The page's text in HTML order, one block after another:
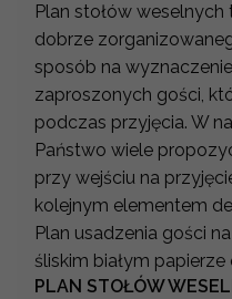
Plan stołów
dobrze
sposób na
zaproszonych gości,
podczas przyjęcia. W
Państwo wiele
przy wejściu na
kolejnym elementem
Plan usadzenia gości
śliskim białym
PLAN STOŁÓW